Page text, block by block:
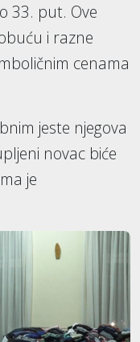
33. put. Ove
i razne
cenama
jeste njegova
novac biće
je